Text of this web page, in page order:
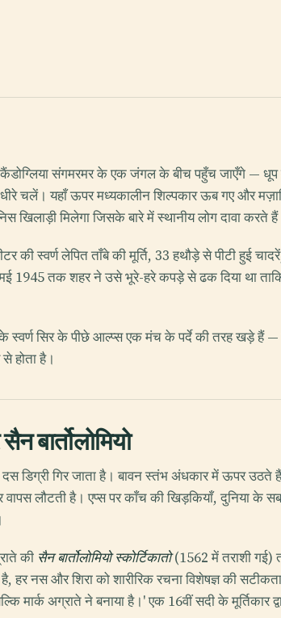
संगमरमर के एक जंगल के बीच पहुँच जाएँगे — धूप में
चलें। यहाँ ऊपर मध्यकालीन शिल्पकार ऊब गए और
खिलाड़ी मिलेगा जिसके बारे में स्थानीय लोग दावा करते
की स्वर्ण लेपित ताँबे की मूर्ति, 33 हथौड़े से पीटी हुई
1945 तक शहर ने उसे भूरे-हरे कपड़े से ढक दिया था
स्वर्ण सिर के पीछे आल्प्स एक मंच के पर्दे की तरह खड़े हैं —
होता है।
बार्तोलोमियो
डिग्री गिर जाता है। बावन स्तंभ अंधकार में ऊपर
लौटती है। एप्स पर काँच की खिड़कियाँ, दुनिया के
की सैन बार्तोलोमियो स्कोर्टिकातो(1562 में तराशी गई)
नस और शिरा को शारीरिक रचना विशेषज्ञ की
मार्क अग्राते ने बनाया है।' एक 16वीं सदी के